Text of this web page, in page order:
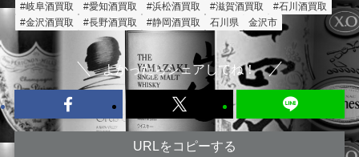
#岐阜酒買取
#愛知酒買取 #浜松酒買取 #滋賀酒買取
#石川酒買取
#金沢酒買取
#長野酒買取 #静岡酒買取 石川県 金沢市
よかったらシェアしてね！
URLをコピーする